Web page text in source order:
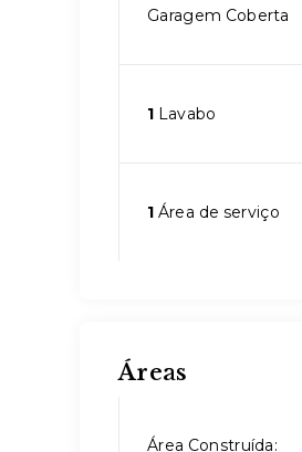
Garagem Coberta
1 Lavabo
1 Área de serviço
Áreas
Área Construída: